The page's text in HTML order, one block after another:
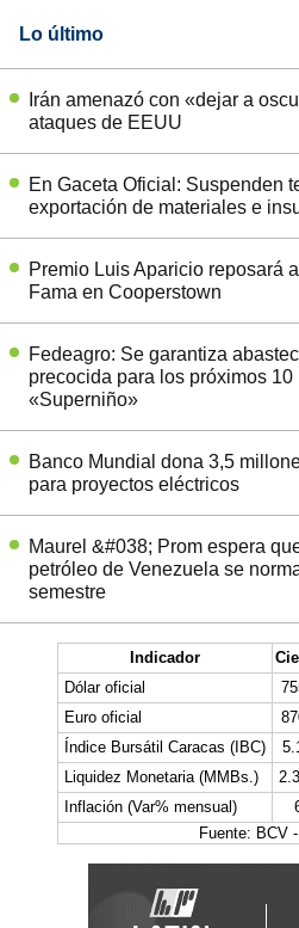
Lo último
Irán amenazó con «dejar a
ataques de EEUU
En Gaceta Oficial: Suspenden
exportación de materiales e
Premio Luis Aparicio reposará
Fama en Cooperstown
Fedeagro: Se garantiza
precocida para los próximos 10
«Superniño»
Banco Mundial dona 3,5
para proyectos eléctricos
Maurel &#038; Prom espera
petróleo de Venezuela se
semestre
Indicador
Dólar oficial
Euro oficial
Índice Bursátil Caracas (IBC)
Liquidez Monetaria (MMBs.)
Inflación (Var% mensual)
Fuente: BCV